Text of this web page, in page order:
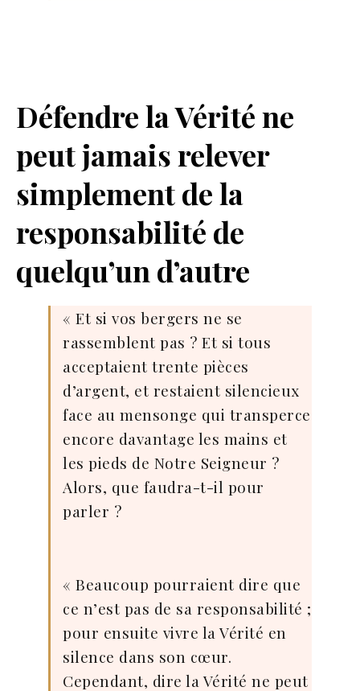
Défendre la Vérité ne
peut jamais relever
simplement de la
responsabilité de
quelqu’un d’autre
« Et si vos bergers ne se
rassemblent pas ? Et si tous
acceptaient trente pièces
d’argent, et restaient silencieux
face au mensonge qui transperce
encore davantage les mains et
les pieds de Notre Seigneur ?
Alors, que faudra-t-il pour
parler ?
« Beaucoup pourraient dire que
ce n’est pas de sa responsabilité ;
pour ensuite vivre la Vérité en
silence dans son cœur.
Cependant, dire la Vérité ne peut